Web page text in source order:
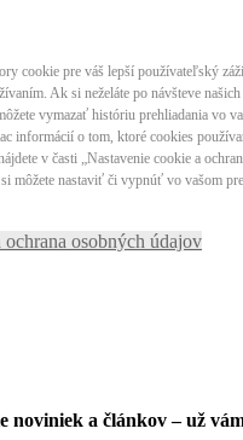
cookie pre váš lepší používateľský
Ak si neželáte po návšteve
vymazať históriu prehliadania vo
informácií o tom, ktoré cookies
v časti „Nastavenie cookie a
môžete nastaviť či vypnúť vo vašom
osobných údajov
noviniek a článkov – už